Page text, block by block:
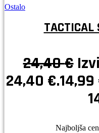
Ostalo
TACTICAL
24,40€
24,40 €.14,99
Najboljša